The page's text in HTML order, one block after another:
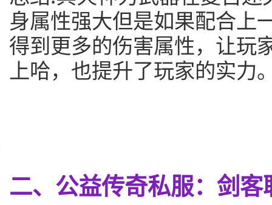
身属性强大但是如果配合上
得到更多的伤害属性，让玩
上哈，也提升了玩家的实力
二、公益传奇私服：剑